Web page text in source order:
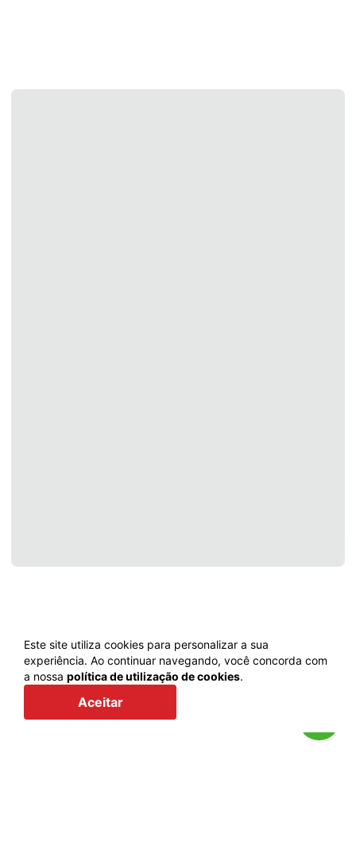
Este site utiliza cookies para personalizar a sua
experiência. Ao continuar navegando, você concorda com
a nossa política de utilização de cookies.
Aceitar